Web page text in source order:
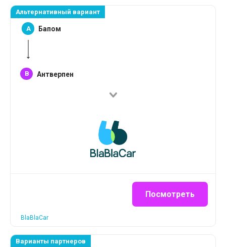
Альтернативный вариант
A Бапом
B Антверпен
Посмотреть
BlaBlaCar
Варианты партнеров